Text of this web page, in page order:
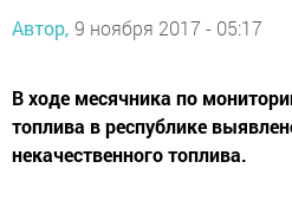
Автор, 9 ноября 2017 - 05:17
В ходе месячника по
топлива в республике
некачественного топлива.